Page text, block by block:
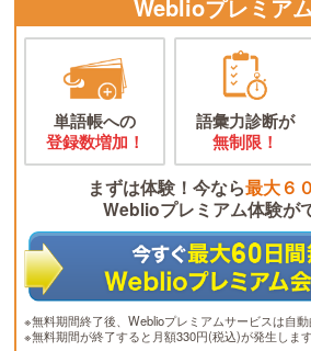
Weblioプレミア
単語帳への
登録数増加！
語彙力診断が
無制限！
まずは体験！今なら最大６
Weblioプレミアム体験が
※無料期間終了後、Weblioプレミアムサービスは自動
※無料期間が終了すると月額330円(税込)が発生します